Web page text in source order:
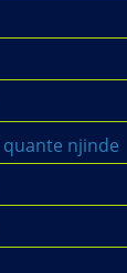
njinde